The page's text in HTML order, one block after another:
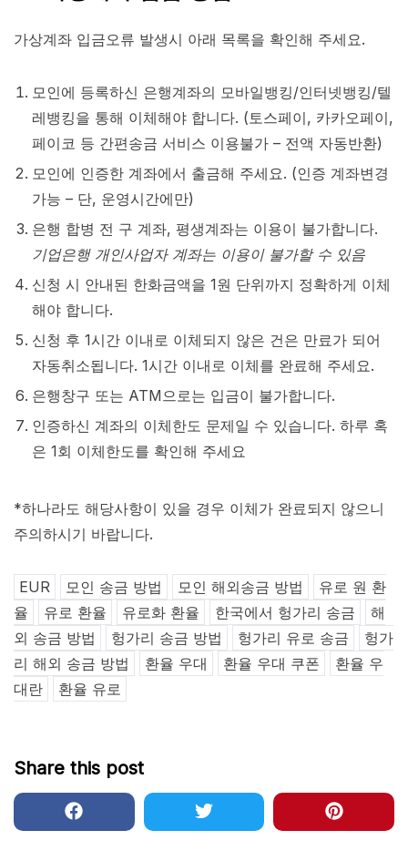
가상계좌 입금오류 발생시 아래 목록을 확인해 주세요.
모인에 등록하신 은행계좌의 모바일뱅킹/인터넷뱅킹/텔
레뱅킹을 통해 이체해야 합니다. (토스페이, 카카오페이,
페이코 등 간편송금 서비스 이용불가 – 전액 자동반환)
모인에 인증한 계좌에서 출금해 주세요. (인증 계좌변경
가능 – 단, 운영시간에만)
은행 합병 전 구 계좌, 평생계좌는 이용이 불가합니다.
기업은행 개인사업자 계좌는 이용이 불가할 수 있음
신청 시 안내된 한화금액을 1원 단위까지 정확하게 이체
해야 합니다.
신청 후 1시간 이내로 이체되지 않은 건은 만료가 되어
자동취소됩니다. 1시간 이내로 이체를 완료해 주세요.
은행창구 또는 ATM으로는 입금이 불가합니다.
인증하신 계좌의 이체한도 문제일 수 있습니다. 하루 혹
은 1회 이체한도를 확인해 주세요
*하나라도 해당사항이 있을 경우 이체가 완료되지 않으니
주의하시기 바랍니다.
EUR 모인 송금 방법 모인 해외송금 방법
유로 원 환
율
유로 환율 유로화 환율 한국에서 헝가리 송금
해
외 송금 방법
헝가리 송금 방법 헝가리 유로 송금
헝가
리 해외 송금 방법
환율 우대 환율 우대 쿠폰
환율 우
대란
환율 유로
Share this post